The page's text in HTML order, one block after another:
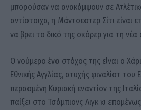
μπορούσαν να ανακάμψουν σε
αντίστοιχα, η Μάντσεστερ Σίτι είναι
να βρει το δικό της σκόρερ για τη νέα
Ο νούμερο ένα στόχος της είναι ο
Εθνικής Αγγλίας, ατυχής φιναλίστ του
περασμένη Κυριακή εναντίον της
παίξει στο Τσάμπιονς Λιγκ κι